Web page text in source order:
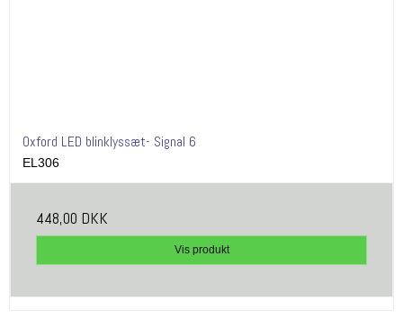
Oxford LED blinklyssæt- Signal 6
EL306
448,00 DKK
Vis produkt